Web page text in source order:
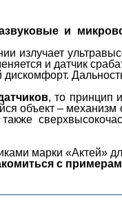
и
излучает
и датчик
, то принцип
объект –
марки «Актей»
с